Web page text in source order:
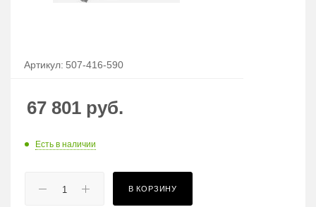
Артикул: 507-416-590
67 801 руб.
Есть в наличии
В КОРЗИНУ